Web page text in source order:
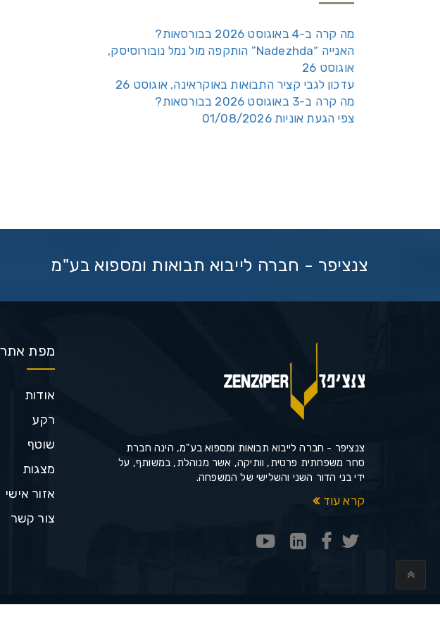
מה קרה ב-4 באוגוסט 2026 בבורסאות?
האנייה “Nadezhda” הותקפה מול נמל נובורוסיסק,
אוגוסט 26
עדכון לגבי קציר התבואות באוקראינה, אוגוסט 26
מה קרה ב-3 באוגוסט 2026 בבורסאות?
צפי הגעת אוניות 01/08/2026
צנציפר - חברה לייבוא תבואות ומספוא בע"מ
צנציפר - חברה לייבוא תבואות ומספוא בע"מ, הינה חברת
סחר משפחתית פרטית, וותיקה, אשר מנוהלת, במשותף, על
ידי בני הדור השני והשלישי של המשפחה.
קרא עוד
מפת אתר
אודות
רקע
שוטף
מצגות
אזור אישי
צור קשר